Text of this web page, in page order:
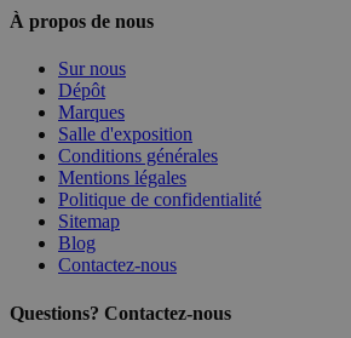
À propos de nous
Sur nous
Dépôt
Marques
Salle d'exposition
Conditions générales
Mentions légales
Politique de confidentialité
Sitemap
Blog
Contactez-nous
Questions? Contactez-nous